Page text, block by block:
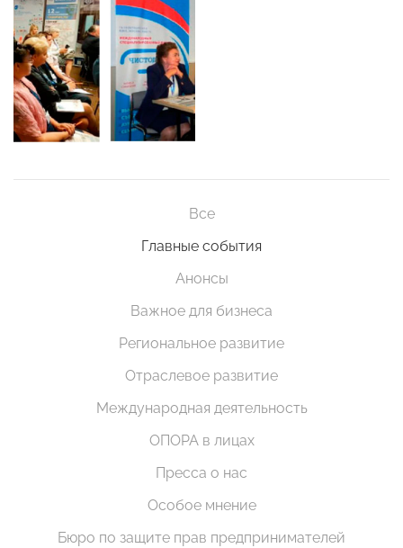
Все
Главные события
Анонсы
Важное для бизнеса
Региональное развитие
Отраслевое развитие
Международная деятельность
ОПОРА в лицах
Пресса о нас
Особое мнение
Бюро по защите прав предпринимателей